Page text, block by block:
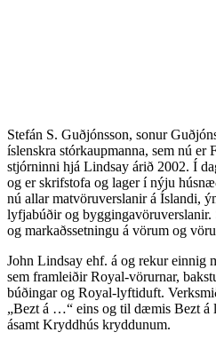
Stefán S. Guðjónsson, sonur
íslenskra stórkaupmanna, sem nú
stjórninni hjá Lindsay árið 2002. Í
og er skrifstofa og lager í nýju
nú allar matvöruverslanir á Íslandi,
lyfjabúðir og
og markaðssetningu á vörum og
John Lindsay ehf. á og rekur
sem framleiðir Royal-vörurnar,
búðingar og Royal-lyftiduft.
„Bezt á …“ eins og til dæmis Bezt á
ásamt Kryddhús kryddunum.